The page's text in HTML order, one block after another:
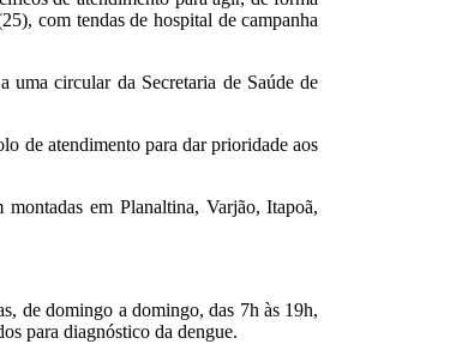
com tendas de hospital de campanha
uma circular da Secretaria de Saúde de
de atendimento para dar prioridade aos
em Planaltina, Varjão, Itapoã,
de domingo a domingo, das 7h às 19h,
para diagnóstico da dengue.